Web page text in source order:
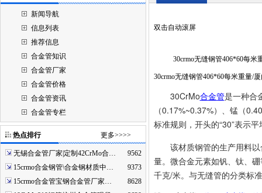
新闻导航
信息列表
推荐信息
合金管知识
合金管厂家
合金管价格
合金管资讯
合金管专栏
热点排行 更多>>>>
无锡合金管厂家|定制42CrMo合…
9562
15crmo合金钢管\合金钢材质中…
9373
15crmo合金管宝钢合金管厂家…
8628
双击自动滚屏
30crmo无缝钢管406*60每米重
30crmo无缝钢管406*60每米重量/
30CrMo合金管是一种合
（0.17%~0.37%）、锰（
标准规则，开头的“30”表示
该材质钢管的生产用料
量。微合金元素如钒、钛、
千克/米。与无缝管的分类标